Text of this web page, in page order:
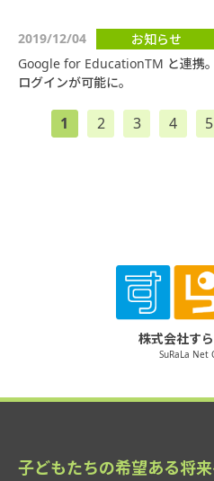
2019/12/04
お知らせ
Google for EducationTM と連携
ログインが可能に。
1 2 3 4 5
株式会社す
SuRaLa Net
子どもたちの希望ある将